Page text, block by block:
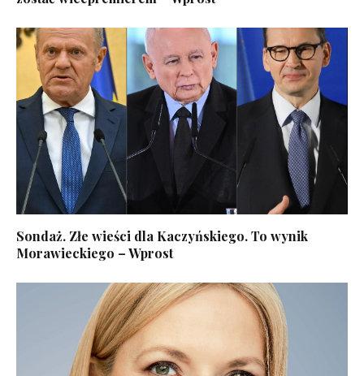
Sondaż. Złe wieści dla Kaczyńskiego. To wynik
Morawieckiego – Wprost